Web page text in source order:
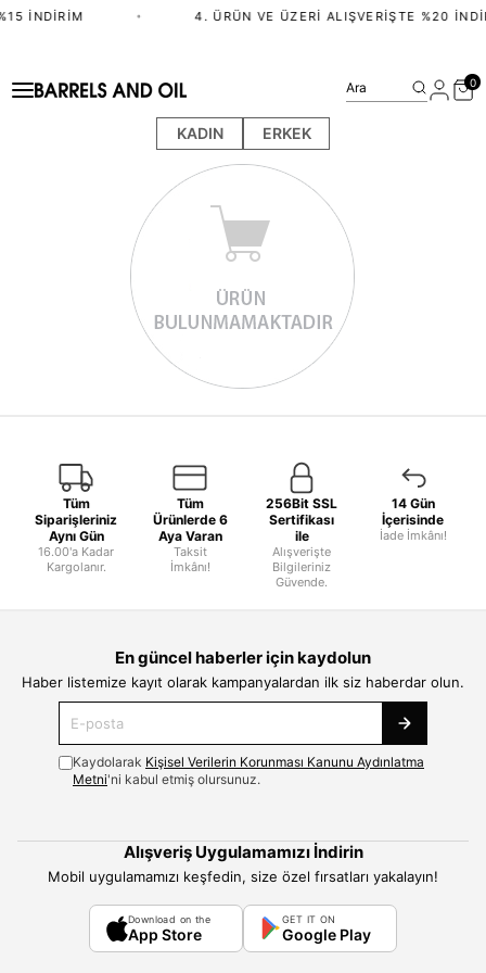
İNDIRIM • 4. ÜRÜN VE ÜZERI ALIŞVERIŞTE %20
KADIN ERKEK
Ara 0
Tüm
Siparişleriniz
Aynı Gün
16.00'a Kadar
Kargolanır.
Tüm
Ürünlerde 6
Aya Varan
Taksit
İmkânı!
256Bit SSL
Sertifikası
ile
Alışverişte
Bilgileriniz
Güvende.
14 Gün
İçerisinde
İade İmkânı!
En güncel haberler için kaydolun
Haber listemize kayıt olarak kampanyalardan ilk siz haberdar olun.
Kaydolarak Kişisel Verilerin Korunması Kanunu Aydınlatma
Metni'ni kabul etmiş olursunuz.
Alışveriş Uygulamamızı İndirin
Mobil uygulamamızı keşfedin, size özel fırsatları yakalayın!
Download on the
App Store
GET IT ON
Google Play